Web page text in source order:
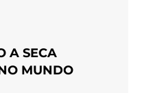
A SECA
MUNDO